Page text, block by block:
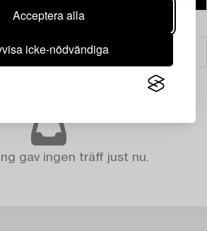
Acceptera alla
icke-nödvändiga
Filter
gav ingen träff just nu.